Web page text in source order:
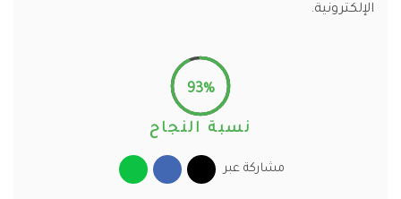
الإلكترونية.
93%
نسبة النجاح
مشاركة عبر